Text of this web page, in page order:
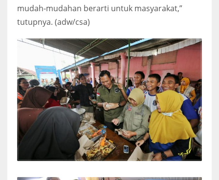
mudah-mudahan berarti untuk masyarakat,”
tutupnya. (adw/csa)